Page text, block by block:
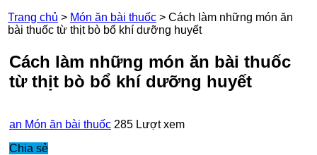
Trang chủ > Món ăn bài thuốc > Cách làm những món ăn
bài thuốc từ thịt bò bổ khí dưỡng huyết
Cách làm những món ăn bài thuốc
từ thịt bò bổ khí dưỡng huyết
an Món ăn bài thuốc 285 Lượt xem
Chia sẻ